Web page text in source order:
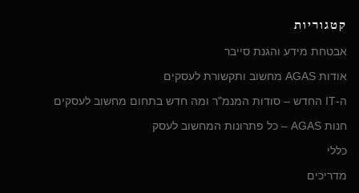
קטגוריות
אבטחת מידע והגנת סייבר
אודות AGAS מחשוב ותקשורת לעסקים
ה-IT החדש – סודות המנמ"ר ומה חדש בתחום מחשוב לעסקים
חנות AGAS – כל פתרונות המחשוב לעסק
כללי
מדריכים